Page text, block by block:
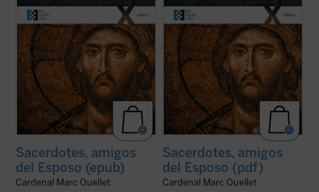
Sacerdotes, amigos
del Esposo (epub)
Cardenal Marc Ouellet
Sacerdotes, amigos
del Esposo (pdf)
Cardenal Marc Ouellet